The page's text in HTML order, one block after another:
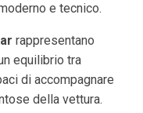
e tecnico.
rappresentano
equilibrio tra
di accompagnare
della vettura.